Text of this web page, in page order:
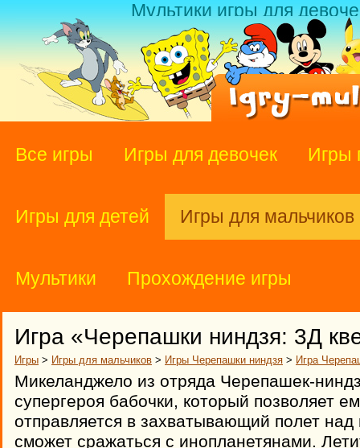
Мультики игры для
Все игры Игры для девочек Игры
Игры для детей Игры для мальчиков
Мультики Прохождение игры
Игра «Черепашки ниндзя: 3Д
Игры > Игры для мальчиков > Игры Черепашки ниндзя > Игра
Микеланджело из отряда Черепашек-
супергероя бабочки, который позволяет
отправляется в захватывающий полет
сможет сражаться с инопланетянами.